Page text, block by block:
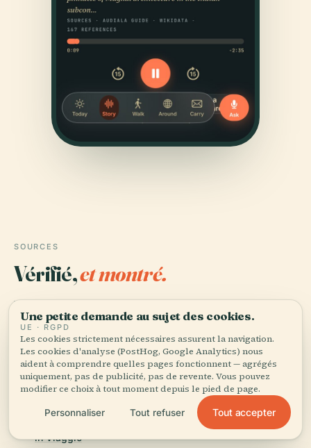
SOURCES
Vérifié,et montré.
Recherché et rédigé par l'équipe éditoriale d'Audiala à
partir d'archives historiques, d'archives architecturales
et de connaissances locales.
Dernière révision : August 2025
Discovering Staglieno Cemetery: A Must-Visit Genoa
Historical Site with Unique Art and Legacy, 2024, Bimbe
in Viaggio
Une petite demande au sujet des cookies.
UE · RGPD
Les cookies strictement nécessaires assurent la navigation.
Les cookies d'analyse (PostHog, Google Analytics) nous
aident à comprendre quelles pages fonctionnent — agrégés
uniquement, pas de publicité, pas de revente. Vous pouvez
modifier ce choix à tout moment depuis le pied de page.
Personnaliser Tout refuser Tout accepter